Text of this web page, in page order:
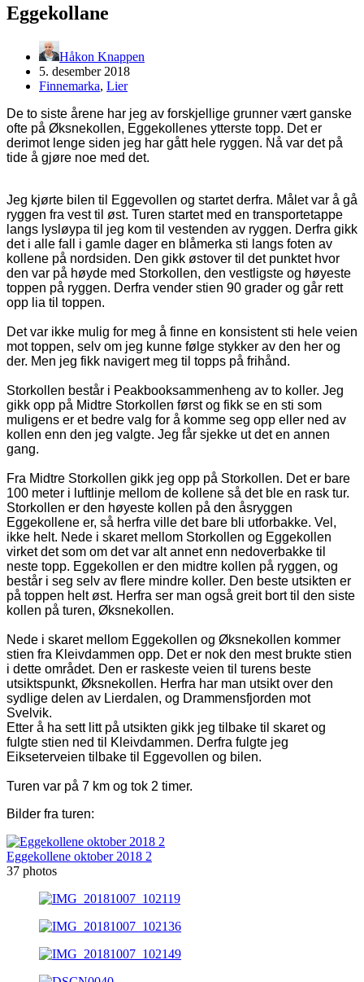
Eggekollane
Håkon Knappen
5. desember 2018
Finnemarka, Lier
De to siste årene har jeg av forskjellige grunner vært ganske
ofte på Øksnekollen, Eggekollenes ytterste topp. Det er
derimot lenge siden jeg har gått hele ryggen. Nå var det på
tide å gjøre noe med det.
Jeg kjørte bilen til Eggevollen og startet derfra. Målet var å gå
ryggen fra vest til øst. Turen startet med en transportetappe
langs lysløypa til jeg kom til vestenden av ryggen. Derfra gikk
det i alle fall i gamle dager en blåmerka sti langs foten av
kollene på nordsiden. Den gikk østover til det punktet hvor
den var på høyde med Storkollen, den vestligste og høyeste
toppen på ryggen. Derfra vender stien 90 grader og går rett
opp lia til toppen.
Det var ikke mulig for meg å finne en konsistent sti hele veien
mot toppen, selv om jeg kunne følge stykker av den her og
der. Men jeg fikk navigert meg til topps på frihånd.
Storkollen består i Peakbooksammenheng av to koller. Jeg
gikk opp på Midtre Storkollen først og fikk se en sti som
muligens er et bedre valg for å komme seg opp eller ned av
kollen enn den jeg valgte. Jeg får sjekke ut det en annen
gang.
Fra Midtre Storkollen gikk jeg opp på Storkollen. Det er bare
100 meter i luftlinje mellom de kollene så det ble en rask tur.
Storkollen er den høyeste kollen på den åsryggen
Eggekollene er, så herfra ville det bare bli utforbakke. Vel,
ikke helt. Nede i skaret mellom Storkollen og Eggekollen
virket det som om det var alt annet enn nedoverbakke til
neste topp. Eggekollen er den midtre kollen på ryggen, og
består i seg selv av flere mindre koller. Den beste utsikten er
på toppen helt øst. Herfra ser man også greit bort til den siste
kollen på turen, Øksnekollen.
Nede i skaret mellom Eggekollen og Øksnekollen kommer
stien fra Kleivdammen opp. Det er nok den mest brukte stien
i dette området. Den er raskeste veien til turens beste
utsiktspunkt, Øksnekollen. Herfra har man utsikt over den
sydlige delen av Lierdalen, og Drammensfjorden mot
Svelvik.
Etter å ha sett litt på utsikten gikk jeg tilbake til skaret og
fulgte stien ned til Kleivdammen. Derfra fulgte jeg
Eikseterveien tilbake til Eggevollen og bilen.
Turen var på 7 km og tok 2 timer.
Bilder fra turen:
Eggekollene oktober 2018 2
37 photos